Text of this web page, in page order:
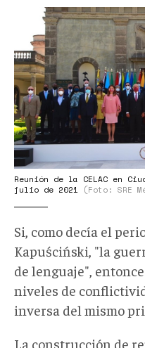
celac
2021.jpg
Reunión de la CELAC en
julio de 2021 (Foto: SRE
Si, como decía el
Kapuściński, "la
de lenguaje",
niveles de
inversa del mismo
La construcción de